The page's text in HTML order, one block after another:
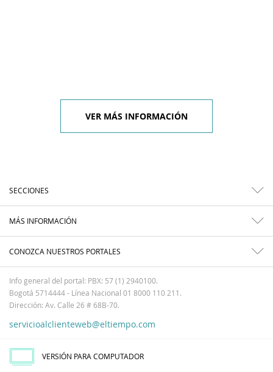
VER MÁS INFORMACIÓN
SECCIONES
MÁS INFORMACIÓN
CONOZCA NUESTROS PORTALES
Info general del portal: PBX: 57 (1) 2940100.
Bogotá 5714444 - Línea Nacional 01 8000 110 211.
Dirección: Av. Calle 26 # 68B-70.
servicioalclienteweb@eltiempo.com
VERSIÓN PARA COMPUTADOR